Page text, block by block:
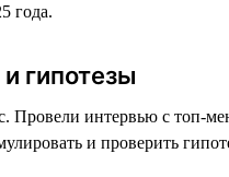
года.
гипотезы
Провели интервью с топ-
и проверить